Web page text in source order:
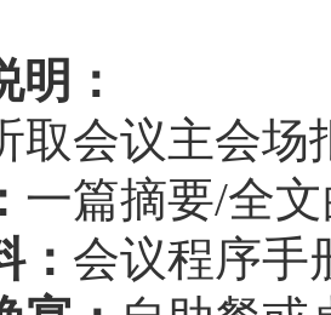
：
取会议主会场
一篇摘要/全
： 会议程序手